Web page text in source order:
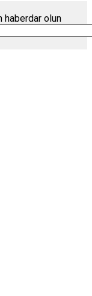
haberdar olun